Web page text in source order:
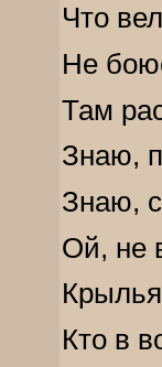
Что
Не
Там
Знаю,
Знаю,
Ой, не
Кто в